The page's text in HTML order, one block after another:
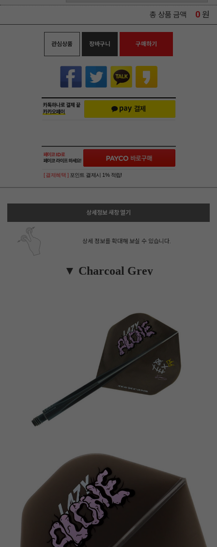
총 상품 금액 0 원
관심상품 장바구니 구매하기
페이코 ID로 페
PAYCO 바로구매
[ 결제혜택 ] 포인트 결제시 1% 적립!
상세정보 새창 열기
상세 정보를 확대해 보실 수 있습니다.
▼ Charcoal Grey